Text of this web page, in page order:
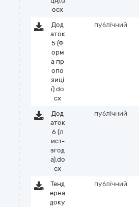
ocx
Дод
аток
5 (Ф
орм
а пр
опо
зиці
ї).do
cx
публічний
Дод
аток
6 (л
ист-
згод
а).do
cx
публічний
Тенд
ерна
доку
публічний